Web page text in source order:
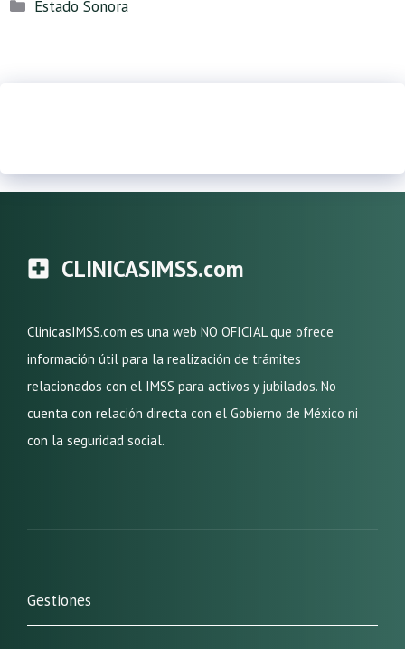
Estado Sonora
CLINICASIMSS.com
ClinicasIMSS.com es una web NO OFICIAL que ofrece
información útil para la realización de trámites
relacionados con el IMSS para activos y jubilados. No
cuenta con relación directa con el Gobierno de México ni
con la seguridad social.
Gestiones